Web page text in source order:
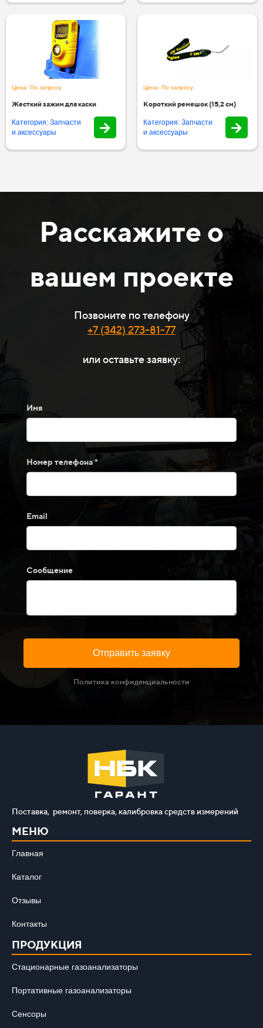
Цена: По запросу
Жесткий зажим для каски
Категория: Запчасти
и аксессуары
Цена: По запросу
Короткий ремешок (15,2 см)
Категория: Запчасти
и аксессуары
Расскажите о
вашем проекте
Позвоните по телефону
+7 (342) 273-81-77
или оставьте заявку:
Имя
Номер телефона *
Email
Сообщение
Отправить заявку
Политика конфиденциальности
Поставка, ремонт, поверка, калибровка средств измерений
МЕНЮ
Главная
Каталог
Отзывы
Контакты
ПРОДУКЦИЯ
Стационарные газоанализаторы
Портативные газоанализаторы
Сенсоры